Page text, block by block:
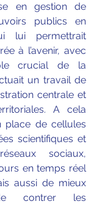
en gestion de
publics en
lui permettrait
à l’avenir, avec
crucial de la
un travail de
centrale et
A cela
place de cellules
scientifiques et
sociaux,
en temps réel
aussi de mieux
contrer les